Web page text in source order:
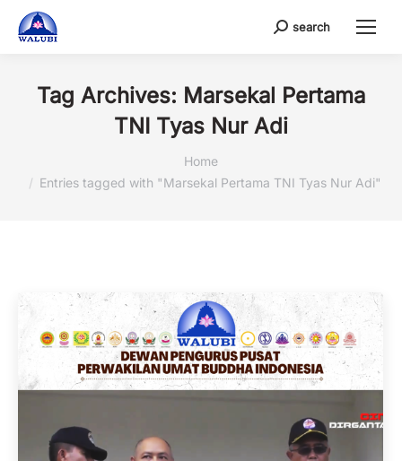
Search:
search
Tag Archives: Marsekal Pertama
TNI Tyas Nur Adi
Home
Entries tagged with "Marsekal Pertama TNI Tyas Nur Adi"